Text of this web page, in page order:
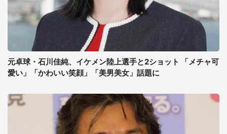
元卓球・石川佳純、イケメン陸上選手と2ショット 「メチャ可
愛い」「かわいい笑顔」「美男美女」話題に